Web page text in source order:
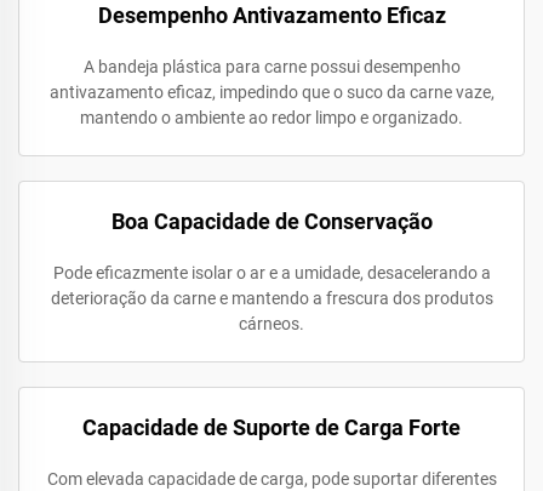
Desempenho Antivazamento Eficaz
A bandeja plástica para carne possui desempenho
antivazamento eficaz, impedindo que o suco da carne vaze,
mantendo o ambiente ao redor limpo e organizado.
Boa Capacidade de Conservação
Pode eficazmente isolar o ar e a umidade, desacelerando a
deterioração da carne e mantendo a frescura dos produtos
cárneos.
Capacidade de Suporte de Carga Forte
Com elevada capacidade de carga, pode suportar diferentes